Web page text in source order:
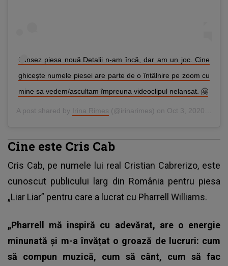
Lansez piesa nouă.Detalii n-am încă, dar am un joc. Cine
ghicește numele piesei are parte de o întâlnire pe zoom cu
mine sa vedem/ascultam împreuna videoclipul nelansat. 🤗
A post shared by Irina Rimes (@irinarimes) on Oct 3, 2020 at 4:37am PDT
Cine este Cris Cab
Cris Cab, pe numele lui real Cristian Cabrerizo, este
cunoscut publicului larg din România pentru piesa
„Liar Liar” pentru care a lucrat cu Pharrell Williams.
„Pharrell mă inspiră cu adevărat, are o energie
minunată și m-a învățat o groază de lucruri: cum
să compun muzică, cum să cânt, cum să fac